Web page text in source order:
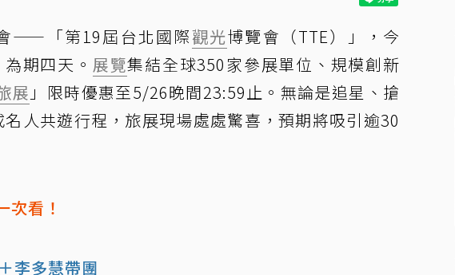
——「第19屆台北國際觀光博覽會（TTE）」，今
期四天。 展覽集結全球350家參展單位、規模創新
展 」限時優惠至5/26晚間23:59止。無論是追星、搶
名人共遊行程，旅展現場處處驚喜，預期將吸引逾30
次看！
李多慧帶團